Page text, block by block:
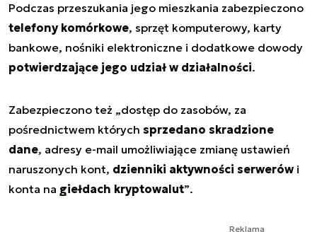
Podczas przeszukania jego mieszkania zabezpieczono
telefony komórkowe, sprzęt komputerowy, karty
bankowe, nośniki elektroniczne i dodatkowe dowody
potwierdzające jego udział w działalności.
Zabezpieczono też „dostęp do zasobów, za
pośrednictwem których sprzedano skradzione
dane, adresy e-mail umożliwiające zmianę ustawień
naruszonych kont, dzienniki aktywności serwerów i
konta na giełdach kryptowalut”.
Reklama